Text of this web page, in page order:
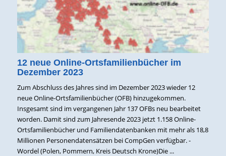
12 neue Online-Ortsfamilienbücher im
Dezember 2023
Zum Abschluss des Jahres sind im Dezember 2023 wieder 12
neue Online-Ortsfamilienbücher (OFB) hinzugekommen.
Insgesamt sind im vergangenen Jahr 137 OFBs neu bearbeitet
worden. Damit sind zum Jahresende 2023 jetzt 1.158 Online-
Ortsfamilienbücher und Familiendatenbanken mit mehr als 18,8
Millionen Personendatensätzen bei CompGen verfügbar. -
Wordel (Polen, Pommern, Kreis Deutsch Krone)Die ...